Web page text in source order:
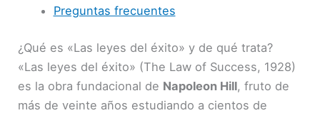
Preguntas frecuentes
¿Qué es «Las leyes del éxito» y de qué trata?
«Las leyes del éxito» (The Law of Success, 1928)
es la obra fundacional de Napoleon Hill, fruto de
más de veinte años estudiando a cientos de